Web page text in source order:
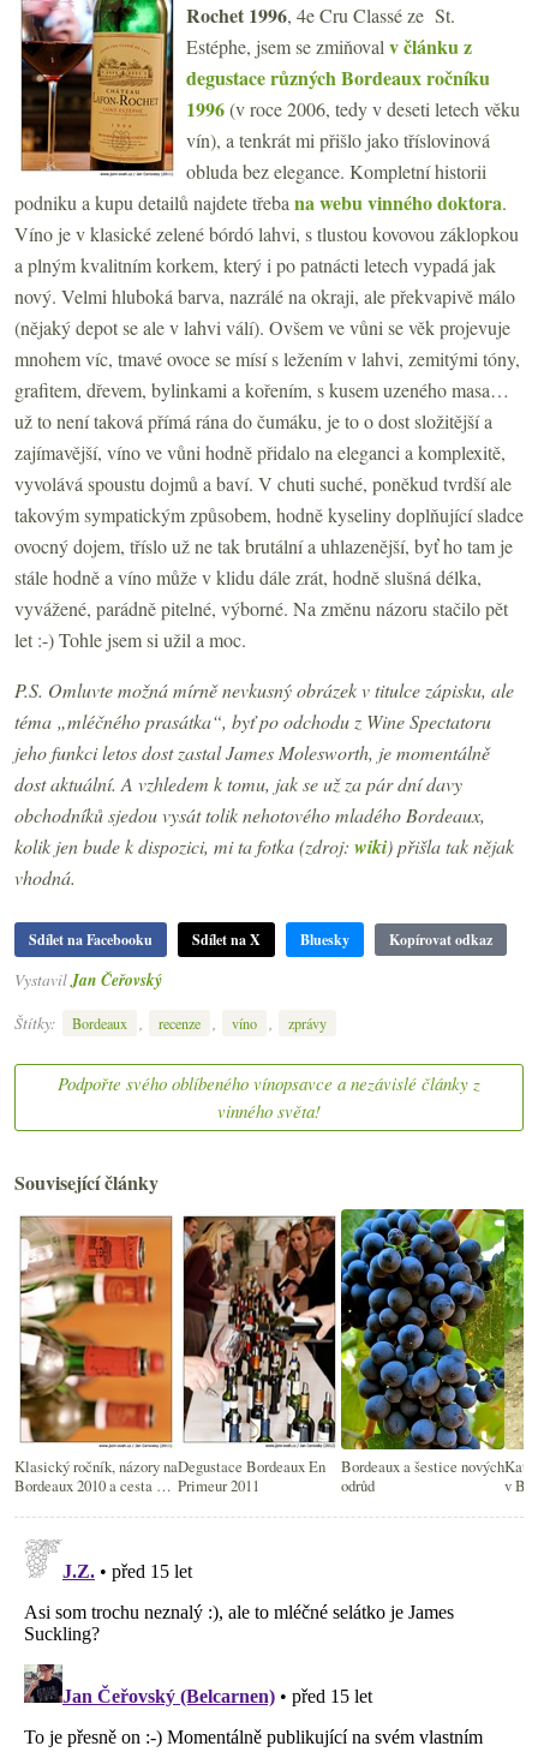
Rochet 1996, 4e Cru Classé ze St.
Estéphe, jsem se zmiňoval v článku z
degustace různých Bordeaux ročníku
1996(v roce 2006, tedy v deseti letech věku
vín), a tenkrát mi přišlo jako tříslovinová
obluda bez elegance. Kompletní historii
podniku a kupu detailů najdete třeba na webu vinného doktora.
Víno je v klasické zelené bórdó lahvi, s tlustou kovovou záklopkou
a plným kvalitním korkem, který i po patnácti letech vypadá jak
nový. Velmi hluboká barva, nazrálé na okraji, ale překvapivě málo
(nějaký depot se ale v lahvi válí). Ovšem ve vůni se věk projevuje
mnohem víc, tmavé ovoce se mísí s ležením v lahvi, zemitými tóny,
grafitem, dřevem, bylinkami a kořením, s kusem uzeného masa…
už to není taková přímá rána do čumáku, je to o dost složitější a
zajímavější, víno ve vůni hodně přidalo na eleganci a komplexitě,
vyvolává spoustu dojmů a baví. V chuti suché, poněkud tvrdší ale
takovým sympatickým způsobem, hodně kyseliny doplňující sladce
ovocný dojem, tříslo už ne tak brutální a uhlazenější, byť ho tam je
stále hodně a víno může v klidu dále zrát, hodně slušná délka,
vyvážené, parádně pitelné, výborné. Na změnu názoru stačilo pět
let :-) Tohle jsem si užil a moc.
P.S. Omluvte možná mírně nevkusný obrázek v titulce zápisku, ale
téma „mléčného prasátka“, byť po odchodu z Wine Spectatoru
jeho funkci letos dost zastal James Molesworth, je momentálně
dost aktuální. A vzhledem k tomu, jak se už za pár dní davy
obchodníků sjedou vysát tolik nehotového mladého Bordeaux,
kolik jen bude k dispozici, mi ta fotka (zdroj: wiki) přišla tak nějak
vhodná.
Sdílet na Facebooku Sdílet na X Bluesky Kopírovat odkaz
Vystavil Jan Čeřovský
Štítky:
Bordeaux , recenze , víno , zprávy
Podpořte svého oblíbeného vínopsavce a nezávislé články z
vinného světa!
Související články
Klasický ročník, názory na
Bordeaux 2010 a cesta z
Degustace Bordeaux En
Primeur 2011
Bordeaux a šestice nových
odrůd
v